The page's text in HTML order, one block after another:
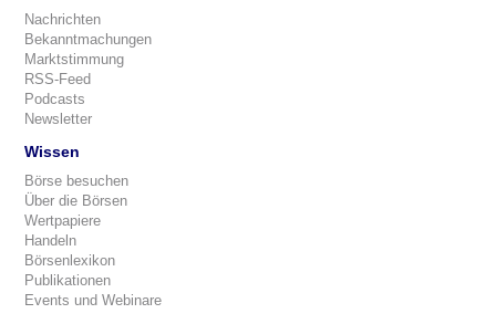
Nachrichten
Bekanntmachungen
Marktstimmung
RSS-Feed
Podcasts
Newsletter
Wissen
Börse besuchen
Über die Börsen
Wertpapiere
Handeln
Börsenlexikon
Publikationen
Events und Webinare